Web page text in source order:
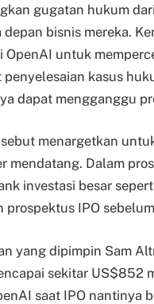
gugatan hukum
depan bisnis mereka.
OpenAI untuk
penyelesaian kasus
dapat mengganggu
menargetkan
mendatang. Dalam
investasi besar
prospektus IPO
yang dipimpin Sam
sekitar US$852
saat IPO nantinya